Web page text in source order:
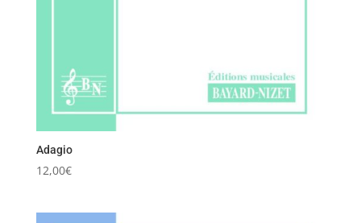
Adagio
12,00€